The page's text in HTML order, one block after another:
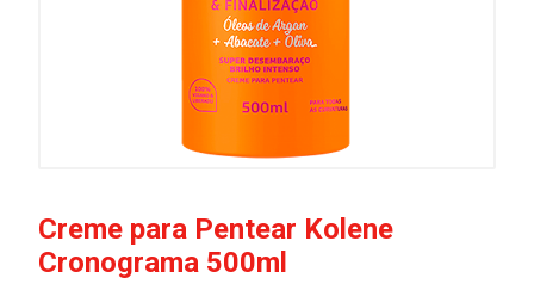
Creme para Pentear Kolene
Cronograma 500ml